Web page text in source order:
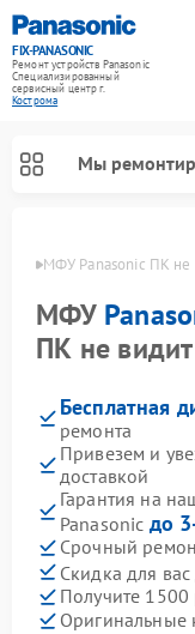
FIX-PANASONIC
Ремонт устройств Panasonic
Специализированный
cервисный центр г.
Кострома
Мы
МФУ Panasonic ПК не
МФУ
ПК не видит
Бесплатная
ремонта
Привезем и
доставкой
Гарантия на
Panasonic до
Срочный
Скидка для вас
Получите
Оригинальные